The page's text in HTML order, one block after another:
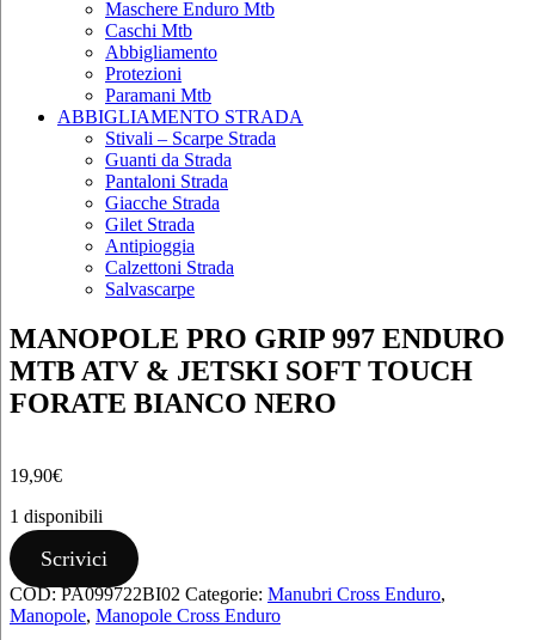
Maschere Enduro Mtb
Caschi Mtb
Abbigliamento
Protezioni
Paramani Mtb
ABBIGLIAMENTO STRADA
Stivali – Scarpe Strada
Guanti da Strada
Pantaloni Strada
Giacche Strada
Gilet Strada
Antipioggia
Calzettoni Strada
Salvascarpe
MANOPOLE PRO GRIP 997 ENDURO
MTB ATV & JETSKI SOFT TOUCH
FORATE BIANCO NERO
19,90€
1 disponibili
MANOPOLE
PRO
GRIP
997
Scrivici
COD:PA099722BI02 Categorie: Manubri Cross Enduro,
Manopole, Manopole Cross Enduro